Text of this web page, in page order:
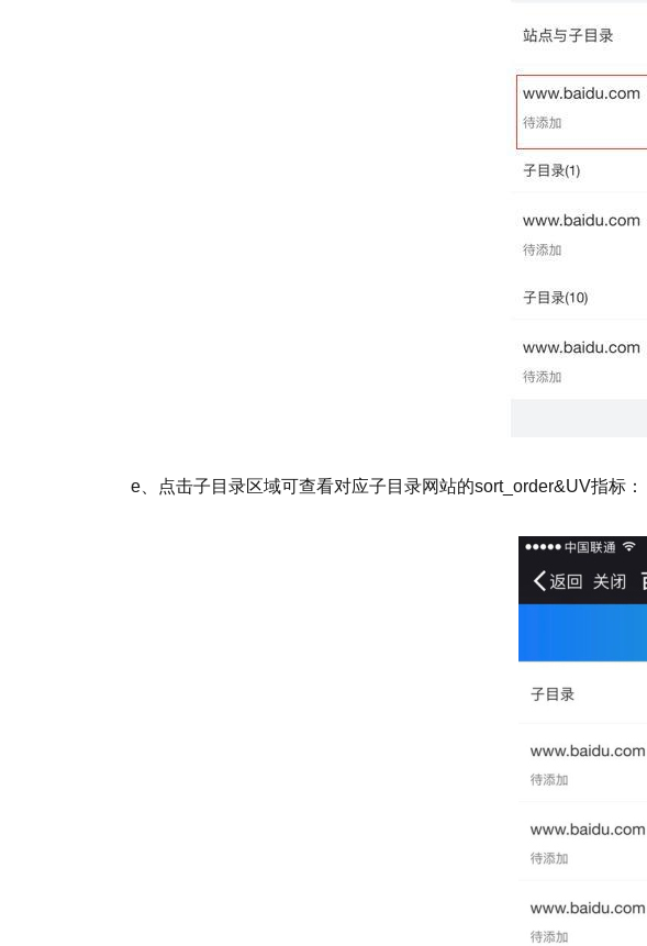
e、点击子目录区域可查看对应子目录网站的sort_order&UV指标：